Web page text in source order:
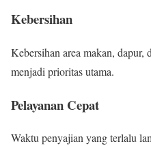
Kebersihan
Kebersihan area makan, dapur,
menjadi prioritas utama.
Pelayanan Cepat
Waktu penyajian yang terlalu